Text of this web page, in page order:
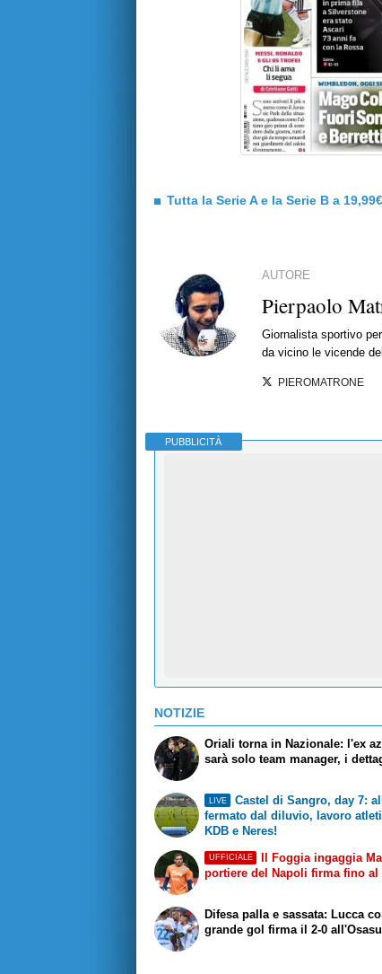
Tutta la Serie A e la Serie B a
AUTORE
Pierpaolo
Giornalista sportivo
da vicino le vicende
PIEROMATRONE
PUBBLICITÀ
NOTIZIE
Oriali torna in Nazionale: l'ex
sarà solo team manager, i
LIVE
Castel di Sangro, day 7:
fermato dal diluvio, lavoro
KDB e Neres!
UFFICIALE
Il Foggia ingaggia
portiere del Napoli firma fino al
Difesa palla e sassata: Lucca
grande gol firma il 2-0